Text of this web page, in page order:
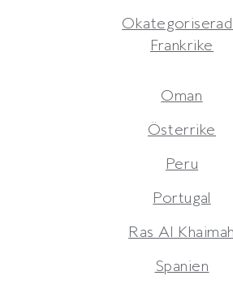
Frankrike
Oman
Österrike
Peru
Portugal
Ras Al Khaimah
Spanien